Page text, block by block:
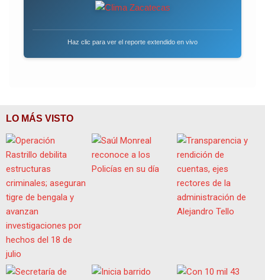
Haz clic para ver el reporte extendido en vivo
LO MÁS VISTO